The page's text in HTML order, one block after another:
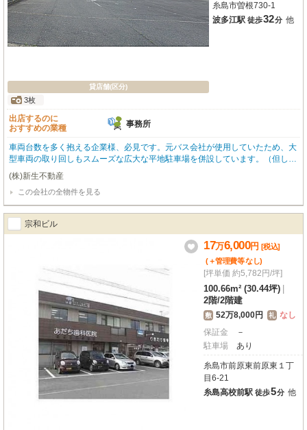
貸店舗(区分)
3枚
糸島市曽根730-1
波多江駅 徒歩32分 他
出店するのに
おすすめの業種
事務所
車両台数を多く抱える企業様、必見です。元バス会社が使用していたため、大
型車両の取り回しもスムーズな広大な平地駐車場を併設しています。（但し、
幹線道路よりスロープ有※要確認）事務所スペースは、点呼場や事務デスクを
配置しやすい実用的な造り。運行管理や配送拠点として、そのまま即戦力とし
てお使いいただける「事業用物件の理想形」です。この規模の駐車場付き物件
はエリア内でも希少。ぜひ現地でその広さをご体感ください。もちろん各業態
にもご対応致します。
(株)新生不動産
この会社の全物件を見る
宗和ビル
17万6,000円 [税込]
(＋管理費等なし)
[坪単価 約5,782円/坪]
100.66m² (30.44坪)
2階/2階建
敷 52万8,000円 礼 なし
保証金
－
駐車場
あり
糸島市前原東前原東１丁
目6-21
糸島高校前駅 徒歩5分 他